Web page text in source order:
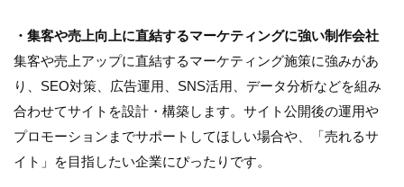
・集客や売上向上に直結するマーケティングに強い制作会社
集客や売上アップに直結するマーケティング施策に強みがあ
り、SEO対策、広告運用、SNS活用、データ分析などを組み
合わせてサイトを設計・構築します。サイト公開後の運用や
プロモーションまでサポートしてほしい場合や、「売れるサ
イト」を目指したい企業にぴったりです。